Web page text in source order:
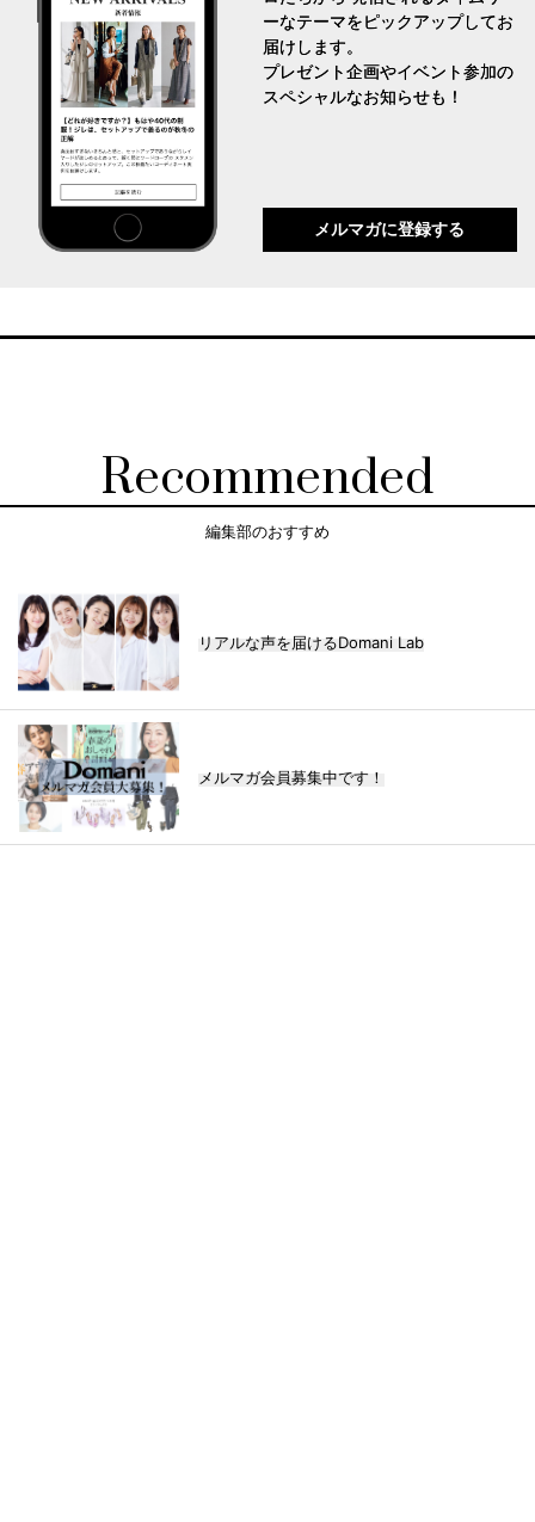
ーなテーマをピックアップしてお
届けします。
プレゼント企画やイベント参加の
スペシャルなお知らせも！
メルマガに登録する
Recommended
編集部のおすすめ
リアルな声を届けるDomani Lab
メルマガ会員募集中です！